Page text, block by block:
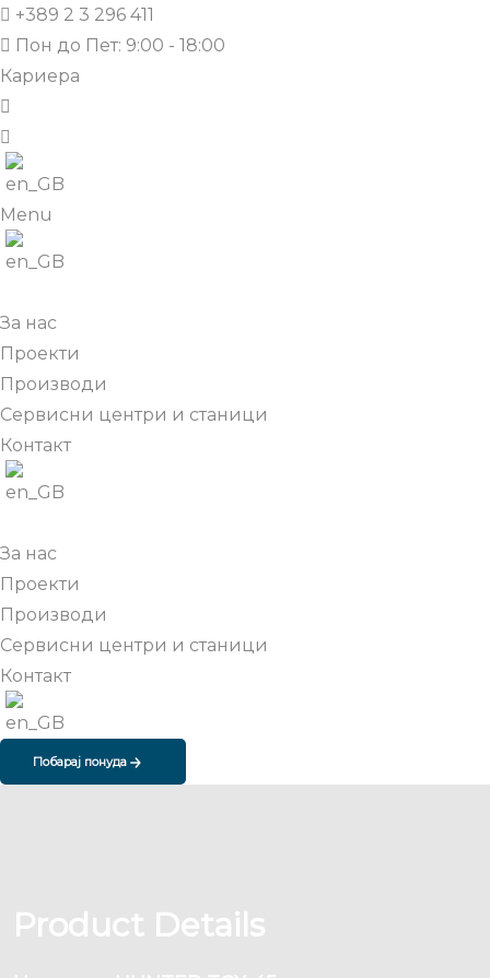
+389 2 3 296 411
Пон до Пет: 9:00 - 18:00
Кариера
Menu
За нас
Проекти
Производи
Сервисни центри и станици
Контакт
За нас
Проекти
Производи
Сервисни центри и станици
Контакт
Побарај понуда
Product Details